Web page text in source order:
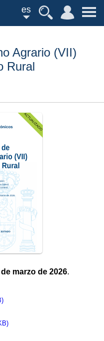
es
Agrario (VII)
Rural
de marzo de 2026.